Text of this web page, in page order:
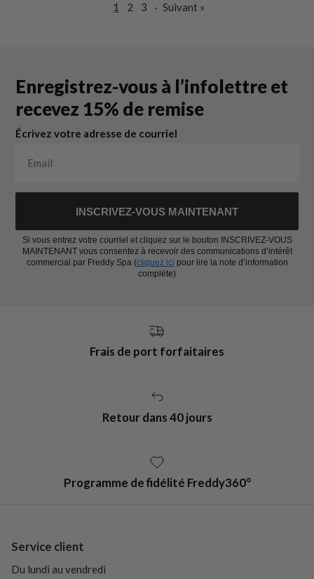
1 2 3 · Suivant »
Enregistrez-vous à l’infolettre et
recevez 15% de remise
Écrivez votre adresse de courriel
INSCRIVEZ-VOUS MAINTENANT
Si vous entrez votre courriel et cliquez sur le bouton INSCRIVEZ-VOUS
MAINTENANT vous consentez à recevoir des communications d’intérêt
commercial par Freddy Spa (cliquez ici pour lire la note d’information
complète)
Frais de port forfaitaires
Retour dans 40 jours
Programme de fidélité Freddy360°
Service client
Du lundi au vendredi